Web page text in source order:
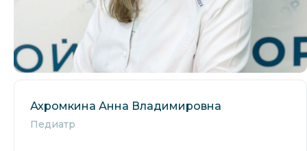
Ахромкина Анна Владимировна
Педиатр